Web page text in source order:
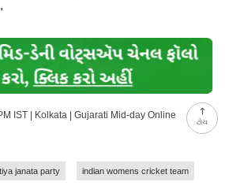
ટોચ
IST | Kolkata | Gujarati Mid-day Online
janata party indian womens cricket team